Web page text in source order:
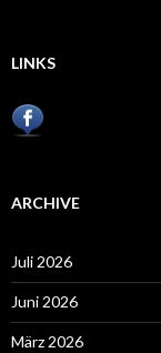
LINKS
ARCHIVE
Juli 2026
Juni 2026
März 2026